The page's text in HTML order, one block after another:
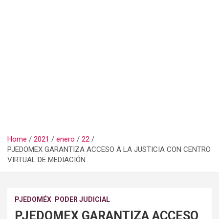
Home 2021 enero
22
PJEDOMEX GARANTIZA ACCESO A LA JUSTICIA CON CENTRO
VIRTUAL DE MEDIACIÓN
PJEDOMÉX PODER JUDICIAL
PJEDOMEX GARANTIZA ACCESO